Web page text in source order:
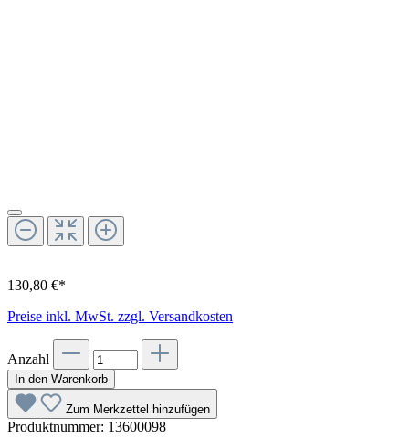
130,80 €*
Preise inkl. MwSt. zzgl. Versandkosten
Anzahl
In den Warenkorb
Zum Merkzettel hinzufügen
Produktnummer: 13600098